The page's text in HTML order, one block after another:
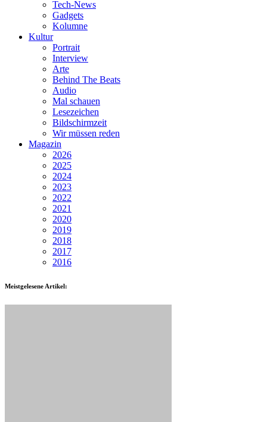
Tech-News
Gadgets
Kolumne
Kultur
Portrait
Interview
Arte
Behind The Beats
Audio
Mal schauen
Lesezeichen
Bildschirmzeit
Wir müssen reden
Magazin
2026
2025
2024
2023
2022
2021
2020
2019
2018
2017
2016
Meistgelesene Artikel: